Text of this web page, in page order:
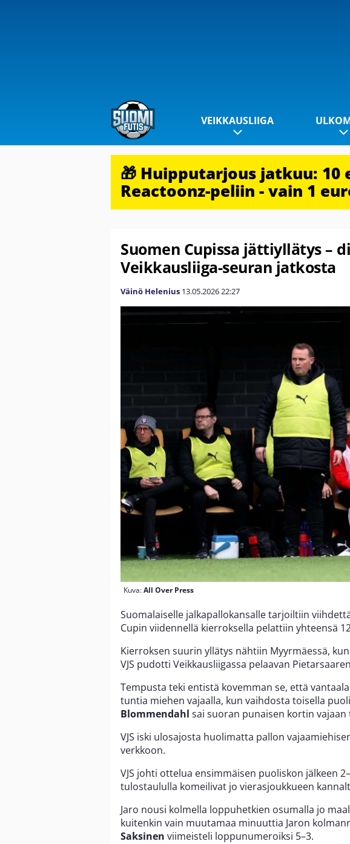
VEIKKAUSLIIGA
🎁 Huipputarjous jatkuu:
Reactoonz-peliin - vain 1
Suomen Cupissa jättiyllätys –
Veikkausliiga-seuran jatkosta
Väinö Helenius 13.05.202622:27
Kuva:All Over Press
Suomalaiselle jalkapallokansalle tarjoiltiin
Cupin viidennellä kierroksella pelattiin yhteensä
Kierroksen suurin yllätys nähtiin Myyrmäessä,
VJS pudotti Veikkausliigassa pelaavan
Tempusta teki entistä kovemman se, että
tuntia miehen vajaalla, kun vaihdosta toisella
Blommendahl sai suoran punaisen kortin
VJS iski ulosajosta huolimatta pallon
verkkoon.
VJS johti ottelua ensimmäisen puoliskon jälkeen
tulostaululla komeilivat jo vierasjoukkueen
Jaro nousi kolmella loppuhetkien osumalla jo
kuitenkin vain muutamaa minuuttia Jaron
Saksinen viimeisteli loppunumeroiksi 5–3.